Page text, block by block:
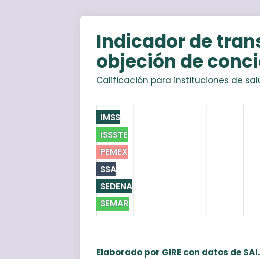
Indicador de
objeción de
Calificación para instituciones de
IMSS
ISSSTE
PEMEX
SSA
SEDENA
SEMAR
Elaborado por GIRE con datos de SAI.